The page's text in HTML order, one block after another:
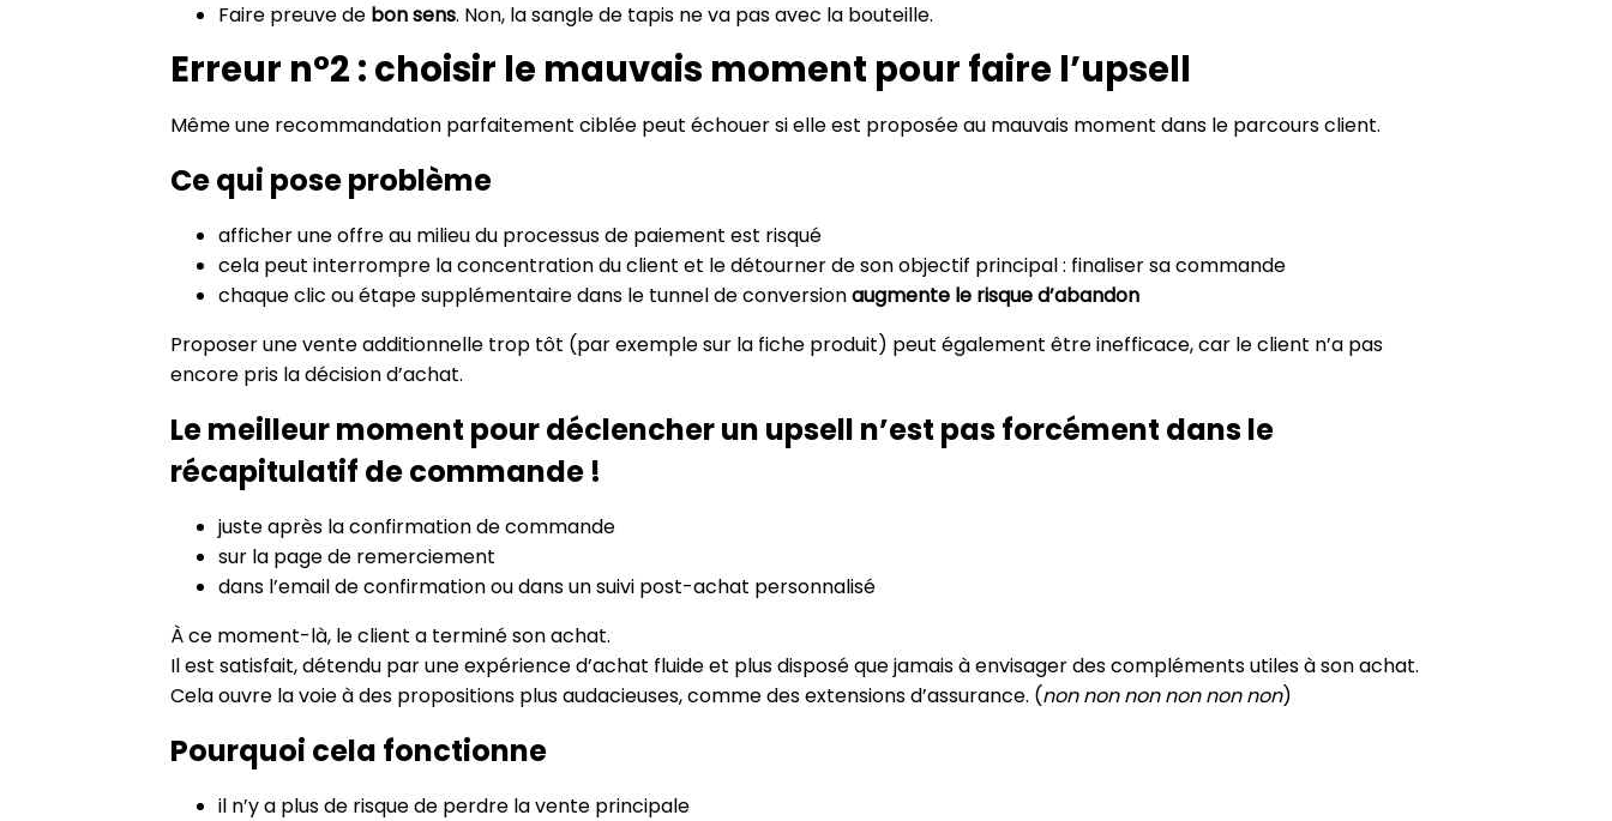
Faire preuve de bon sens. Non, la sangle de tapis ne va pas avec la bouteille.
Erreur n°2 : choisir le mauvais moment pour faire l’upsell
Même une recommandation parfaitement ciblée peut échouer si elle est proposée au mauvais moment dans le parcours client.
Ce qui pose problème
afficher une offre au milieu du processus de paiement est risqué
cela peut interrompre la concentration du client et le détourner de son objectif principal : finaliser sa commande
chaque clic ou étape supplémentaire dans le tunnel de conversionaugmente le risque d’abandon
Proposer une vente additionnelle trop tôt (par exemple sur la fiche produit) peut également être inefficace, car le client n’a pas
encore pris la décision d’achat.
Le meilleur moment pour déclencher un upsell n’est pas forcément dans le
récapitulatif de commande !
juste après la confirmation de commande
sur la page de remerciement
dans l’email de confirmation ou dans un suivi post-achat personnalisé
À ce moment-là, le client a terminé son achat.
Il est satisfait, détendu par une expérience d’achat fluide et plus disposé que jamais à envisager des compléments utiles à son achat.
Cela ouvre la voie à des propositions plus audacieuses, comme des extensions d’assurance. (non non non non non non)
Pourquoi cela fonctionne
il n’y a plus de risque de perdre la vente principale